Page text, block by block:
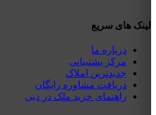
لینک های سریع
درباره ما
مرکز پشتیبانی
جدیدترین املاک
دریافت مشاوره رایگان
راهنمای خرید ملک در دبی